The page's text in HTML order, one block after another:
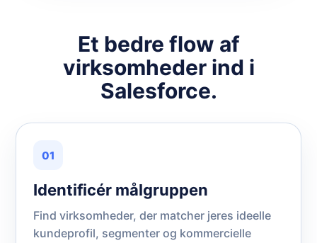
Et bedre flow af
virksomheder ind i
Salesforce.
01
Identificér målgruppen
Find virksomheder, der matcher jeres ideelle
kundeprofil, segmenter og kommercielle